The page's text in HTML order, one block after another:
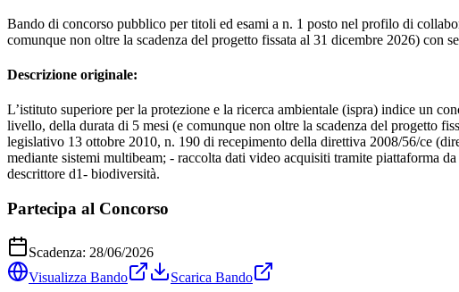
Bando di concorso pubblico per titoli ed esami a n. 1 posto nel profilo di
comunque non oltre la scadenza del progetto fissata al 31 dicembre 2026) con
Descrizione originale:
L’istituto superiore per la protezione e la ricerca ambientale (ispra) indice un
livello, della durata di 5 mesi (e comunque non oltre la scadenza del progetto
legislativo 13 ottobre 2010, n. 190 di recepimento della direttiva 2008/56/ce
mediante sistemi multibeam; - raccolta dati video acquisiti tramite piattaforma
descrittore d1- biodiversità.
Partecipa al Concorso
Scadenza: 28/06/2026
Visualizza Bando
Scarica Bando